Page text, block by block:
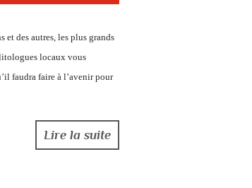
et des autres, les plus grands
locaux vous
faudra faire à l’avenir pour
Lire la suite